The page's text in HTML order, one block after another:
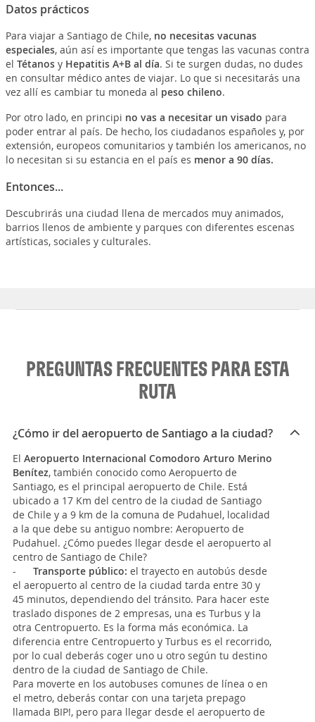
Datos prácticos
Para viajar a Santiago de Chile, no necesitas vacunas
especiales, aún así es importante que tengas las vacunas contra
el Tétanosy Hepatitis A+B al día. Si te surgen dudas, no dudes
en consultar médico antes de viajar. Lo que si necesitarás una
vez allí es cambiar tu moneda al peso chileno.
Por otro lado, en principi no vas a necesitar un visado para
poder entrar al país. De hecho, los ciudadanos españoles y, por
extensión, europeos comunitarios y también los americanos, no
lo necesitan si su estancia en el país es menor a 90 días.
Entonces...
Descubrirás una ciudad llena de mercados muy animados,
barrios llenos de ambiente y parques con diferentes escenas
artísticas, sociales y culturales.
PREGUNTAS FRECUENTES PARA ESTA
RUTA
¿Cómo ir del aeropuerto de Santiago a la ciudad?
El Aeropuerto Internacional Comodoro Arturo Merino
Bení­tez, también conocido como Aeropuerto de
Santiago, es el principal aeropuerto de Chile. Está
ubicado a 17 Km del centro de la ciudad de Santiago
de Chile y a 9 km de la comuna de Pudahuel, localidad
a la que debe su antiguo nombre: Aeropuerto de
Pudahuel. ¿Cómo puedes llegar desde el aeropuerto al
centro de Santiago de Chile?
-
Transporte público: el trayecto en autobús desde
el aeropuerto al centro de la ciudad tarda entre 30 y
45 minutos, dependiendo del tránsito. Para hacer este
traslado dispones de 2 empresas, una es Turbus y la
otra Centropuerto. Es la forma más económica. La
diferencia entre Centropuerto y Turbus es el recorrido,
por lo cual deberás coger uno u otro según tu destino
dentro de la ciudad de Santiago de Chile.
Para moverte en los autobuses comunes de línea o en
el metro, deberás contar con una tarjeta prepago
llamada BIP!, pero para llegar desde el aeropuerto de